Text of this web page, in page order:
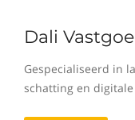
Dali
Gespecialiseerd in
schatting en